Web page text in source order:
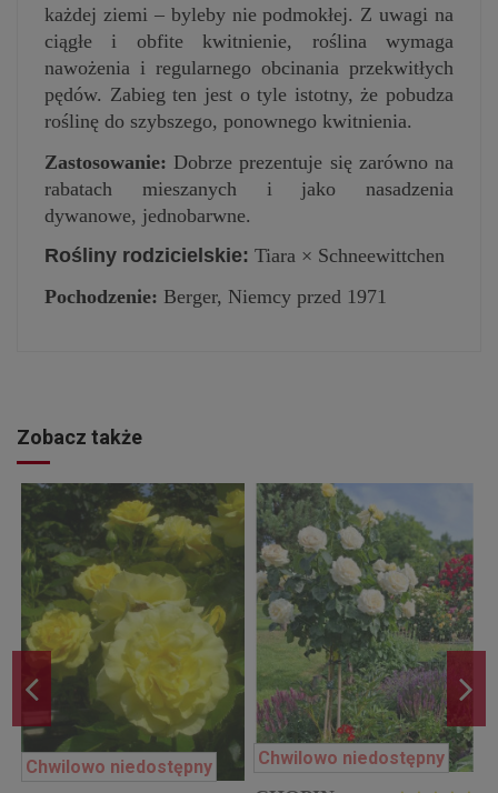
każdej ziemi – byleby nie podmokłej. Z uwagi na
ciągłe i obfite kwitnienie, roślina wymaga
nawożenia i regularnego obcinania przekwitłych
pędów. Zabieg ten jest o tyle istotny, że pobudza
roślinę do szybszego, ponownego kwitnienia.
Zastosowanie: Dobrze prezentuje się zarówno na
rabatach mieszanych i jako nasadzenia
dywanowe, jednobarwne.
Rośliny rodzicielskie: Tiara × Schneewittchen
Pochodzenie: Berger, Niemcy przed 1971
Zobacz także
Chwilowo niedostępny Chwilowo niedostępny